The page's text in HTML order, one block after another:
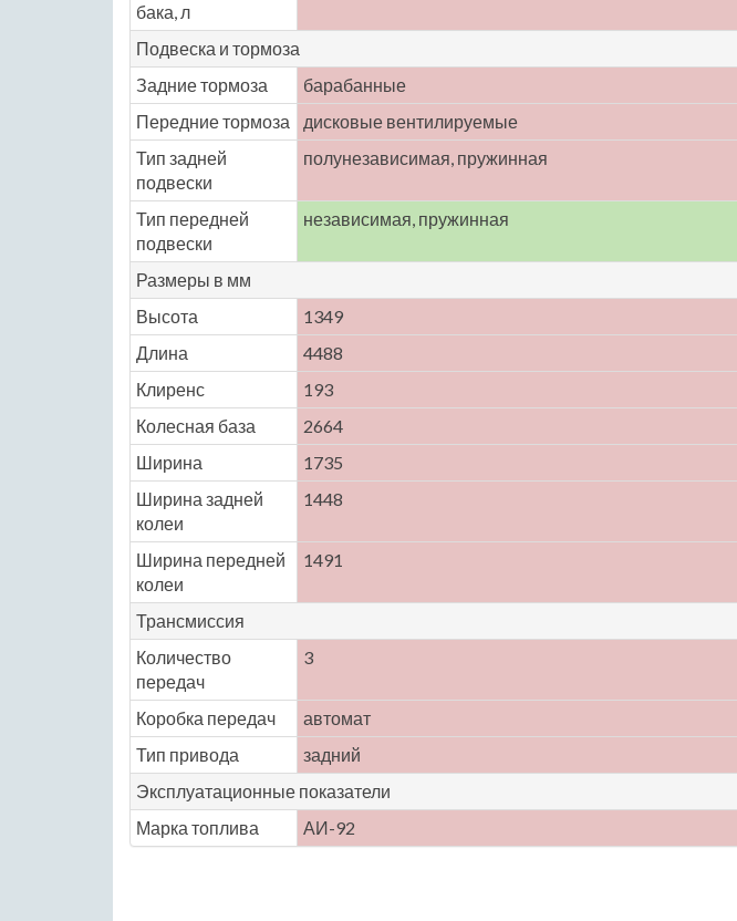
бака, л
Подвеска и тормоза
Задние тормоза
барабанные
Передние тормоза
дисковые вентилируемые
Тип задней
подвески
полунезависимая, пружинная
Тип передней
подвески
независимая, пружинная
Размеры в мм
Высота
1349
Длина
4488
Клиренс
193
Колесная база
2664
Ширина
1735
Ширина задней
колеи
1448
Ширина передней
колеи
1491
Трансмиссия
Количество
передач
3
Коробка передач автомат
Тип привода
задний
Эксплуатационные показатели
Марка топлива
АИ-92